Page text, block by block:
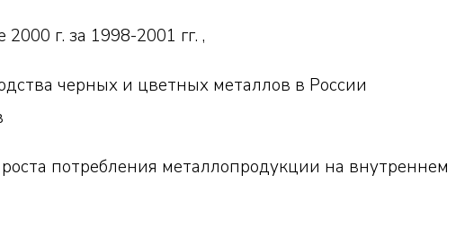
2000 г. за 1998-2001 гг. ,
черных и цветных металлов в России
потребления металлопродукции на внутреннем